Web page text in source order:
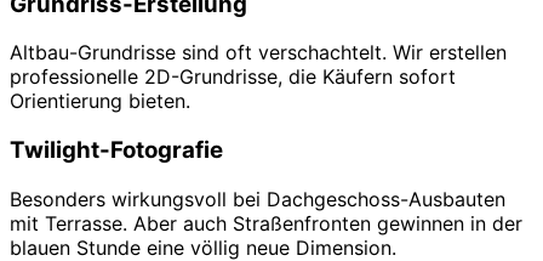
Altbau-Grundrisse sind oft verschachtelt. Wir erstellen
professionelle 2D-Grundrisse, die Käufern sofort
Orientierung bieten.
Twilight-Fotografie
Besonders wirkungsvoll bei Dachgeschoss-Ausbauten
mit Terrasse. Aber auch Straßenfronten gewinnen in der
blauen Stunde eine völlig neue Dimension.